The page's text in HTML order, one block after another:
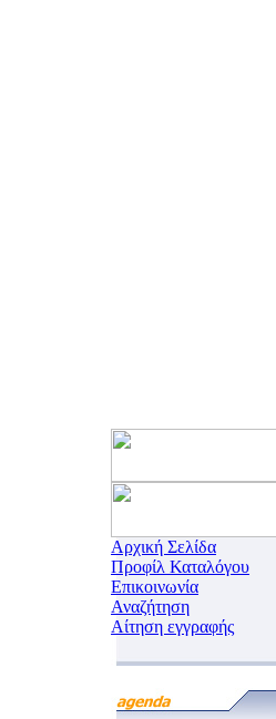
Αρχική Σελίδα
Προφίλ Καταλόγου
Επικοινωνία
Αναζήτηση
Αίτηση εγγραφής